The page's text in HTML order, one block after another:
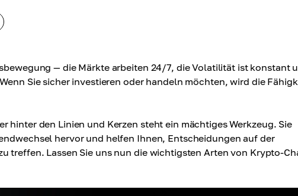
— die Märkte arbeiten 24/7, die Volatilität ist konstant
Sie sicher investieren oder handeln möchten, wird die
hinter den Linien und Kerzen steht ein mächtiges Werkzeug. Sie
hervor und helfen Ihnen, Entscheidungen auf der
treffen. Lassen Sie uns nun die wichtigsten Arten von Krypto-